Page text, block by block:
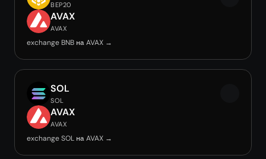
BEP20
AVAX
AVAX
exchange BNB на AVAX →
SOL
SOL
AVAX
AVAX
exchange SOL на AVAX →